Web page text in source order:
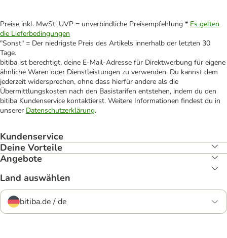
Preise inkl. MwSt. UVP = unverbindliche Preisempfehlung * Es gelten
die Lieferbedingungen
"Sonst" = Der niedrigste Preis des Artikels innerhalb der letzten 30
Tage.
bitiba ist berechtigt, deine E-Mail-Adresse für Direktwerbung für eigene
ähnliche Waren oder Dienstleistungen zu verwenden. Du kannst dem
jederzeit widersprechen, ohne dass hierfür andere als die
Übermittlungskosten nach den Basistarifen entstehen, indem du den
bitiba Kundenservice kontaktierst. Weitere Informationen findest du in
unserer Datenschutzerklärung.
Kundenservice
Deine Vorteile
Angebote
Land auswählen
bitiba.de / de